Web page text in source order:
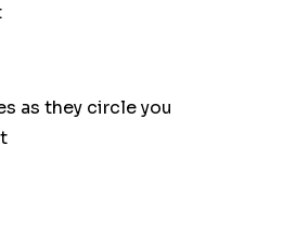
as they circle you